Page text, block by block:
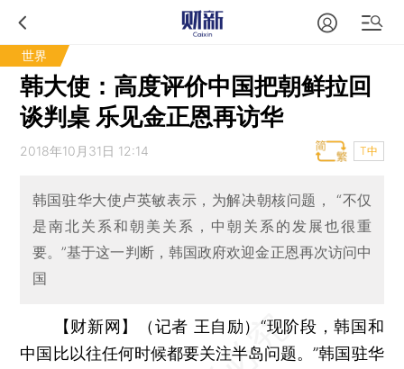
世界
韩大使：高度评价中国把朝鲜拉回
谈判桌 乐见金正恩再访华
2018年10月31日 12:14 T中
韩国驻华大使卢英敏表示，为解决朝核问题， “不仅
是南北关系和朝美关系，中朝关系的发展也很重
要。”基于这一判断，韩国政府欢迎金正恩再次访问中
国
【财新网】（记者 王自励）“现阶段，韩国和
中国比以往任何时候都要关注半岛问题。”韩国驻华